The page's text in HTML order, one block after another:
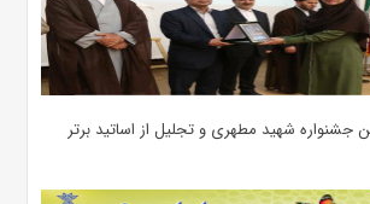
جشنواره شهید مطهری و تجلیل از اساتید برتر